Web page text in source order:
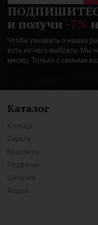
и получи -7%
Чтобы узнавать о наших
есть из чего выбрать. Мы
месяц. Только с самыми
Каталог
Кольца
Серьги
Браслеты
Подвески
Цепочки
Акции